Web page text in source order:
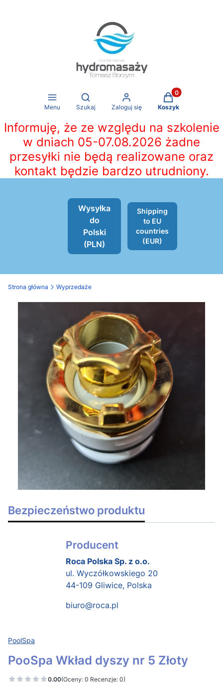
Menu
Otwórz wyszukiwarkę
Szukaj Zaloguj się
Produkty w
Koszyk
Informuję, że ze względu na szkolenie
w dniach 05-07.08.2026 żadne
przesyłki nie będą realizowane oraz
kontakt będzie bardzo utrudniony.
Wysyłka
do
Polski
(PLN)
Shipping
to EU
countries
(EUR)
Strona główna Wyprzedaże
Bezpieczeństwo produktu
Producent
Roca Polska Sp. z o.o.
ul. Wyczółkowskiego 20
44-109 Gliwice, Polska
biuro@roca.pl
PoolSpa
PooSpa Wkład dyszy nr 5 Złoty
0.00(Oceny: 0 Recenzje: 0)